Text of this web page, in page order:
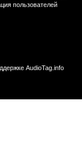
пользователей
AudioTag.info